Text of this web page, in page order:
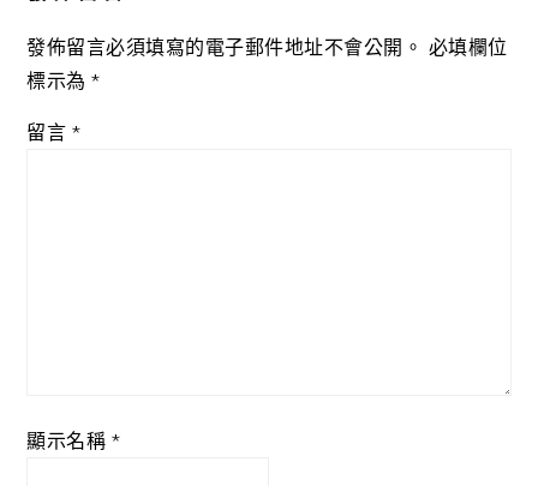
發佈留言必須填寫的電子郵件地址不會公開。 必填欄位
標示為*
留言 *
顯示名稱 *